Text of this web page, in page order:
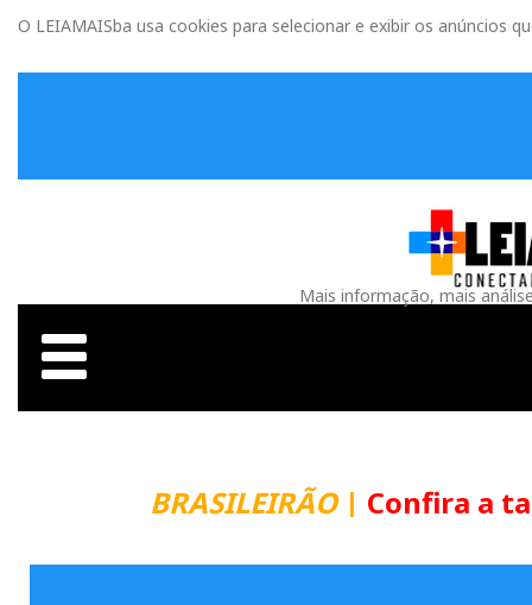
O LEIAMAISba usa cookies para selecionar e exibir os anúncios
Mais informação, mais
BRASILEIRÃO| Confira a